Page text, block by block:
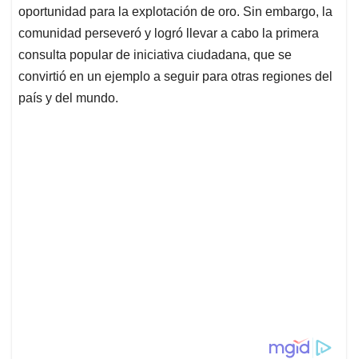
oportunidad para la explotación de oro. Sin embargo, la
comunidad perseveró y logró llevar a cabo la primera
consulta popular de iniciativa ciudadana, que se
convirtió en un ejemplo a seguir para otras regiones del
país y del mundo.